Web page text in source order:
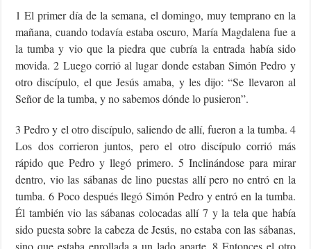
1 El primer día de la semana, el domingo, muy temprano en la
mañana, cuando todavía estaba oscuro, María Magdalena fue a
la tumba y vio que la piedra que cubría la entrada había sido
movida. 2 Luego corrió al lugar donde estaban Simón Pedro y
otro discípulo, el que Jesús amaba, y les dijo: “Se llevaron al
Señor de la tumba, y no sabemos dónde lo pusieron”.
3 Pedro y el otro discípulo, saliendo de allí, fueron a la tumba. 4
Los dos corrieron juntos, pero el otro discípulo corrió más
rápido que Pedro y llegó primero. 5 Inclinándose para mirar
dentro, vio las sábanas de lino puestas allí pero no entró en la
tumba. 6 Poco después llegó Simón Pedro y entró en la tumba.
Él también vio las sábanas colocadas allí 7 y la tela que había
sido puesta sobre la cabeza de Jesús, no estaba con las sábanas,
sino que estaba enrollada a un lado aparte. 8 Entonces el otro